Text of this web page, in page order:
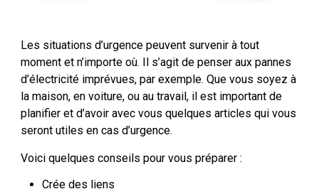
Les situations d’urgence peuvent survenir à tout
moment et n’importe où. Il s’agit de penser aux pannes
d’électricité imprévues, par exemple. Que vous soyez à
la maison, en voiture, ou au travail, il est important de
planifier et d’avoir avec vous quelques articles qui vous
seront utiles en cas d’urgence.
Voici quelques conseils pour vous préparer :
Crée des liens